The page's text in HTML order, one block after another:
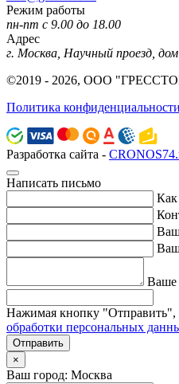
Режим работы
пн-пт с 9.00 до 18.00
Адрес
г. Москва, Научный проезд,
©2019 - 2026, ООО
Политика конфиденциальности
Разработка сайта -
Написать письмо
Как
Ваше
Нажимая кнопку "Отправить",
обработки персональных
Отправить
×
Ваш город: Москва